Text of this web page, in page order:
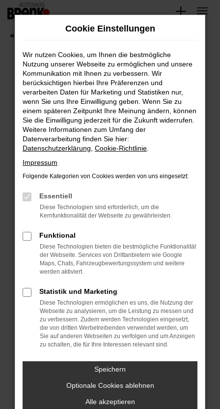
Zum
springen
Unsere Fahrzeuge
Fehler: Network Error
Beim Laden ist ein Fehler aufgetreten.
Hier sind ein paar Tipps, die dir helfen können:
Überprüfe deine Firewall und deine
Internetverbindung.
Laden andere Webseiten, zum Beispiel deine
Suchmaschine?
Prüfe deine Browsererweiterungen.
können das Laden bestimmter Seiten
verhindern. Funktioniert die Seite in einem
anderen Browser oder in einem privaten
Starte dein Gerät neu.
Das kann manchmal helfen, vorübergehende
Probleme zu beheben.
Betriebssystem auf dem neuesten Stand
sind.
Veraltete Software birgt nicht nur ein
Sicherheitsrisiko, sondern kann auch dazu
führen, dass bestimmte Funktionen nicht mehr
unterstützt werden.
Wende dich an den Webseitenbetreiber.
Wenn du alle oben genannten Schritte versucht
hast, kontaktiere uns bitte. Wir werden
versuchen, das Problem zu beheben. Du kannst
uns diesen Text schicken, um uns bei der
Cookie Einstellungen
Wir nutzen Cookies, um Ihnen die bestmögliche
Nutzung unserer Webseite zu ermöglichen und unsere
Kommunikation mit Ihnen zu verbessern. Wir
berücksichtigen hierbei Ihre Präferenzen und
verarbeiten Daten für Marketing und Statistiken nur,
wenn Sie uns Ihre Einwilligung geben. Wenn Sie zu
einem späteren Zeitpunkt Ihre Meinung ändern, können
Sie die Einwilligung jederzeit für die Zukunft widerrufen.
Weitere Informationen zum Umfang der
Datenverarbeitung finden Sie hier:
Datenschutzerklärung Cookie-Richtlinie
Impressum
Folgende Kategorien von Cookies werden von uns eingesetzt:
Essentiell
Diese Technologien sind erforderlich, um die
Kernfunktionalität der Webseite zu gewährleisten.
Funktional
Diese Technologien bieten die bestmögliche Funktionalität
der Webseite. Services von Drittanbietern wie Google
Maps, Chats, Fahrzeugbewertungssystem und weitere
werden aktiviert.
Statistik und Marketing
Diese Technologien ermöglichen es uns, die Nutzung der
Webseite zu analysieren, um die Leistung zu messen und
zu verbessern. Zudem werden Technologien eingesetzt,
die von dritten Werbetreibenden verwendet werden, um
Sie auf anderen Webseiten zu verfolgen und um Anzeigen
zu schalten, die für Ihre Interessen relevant sind.
Speichern
Optionale Cookies ablehnen
Alle akzeptieren